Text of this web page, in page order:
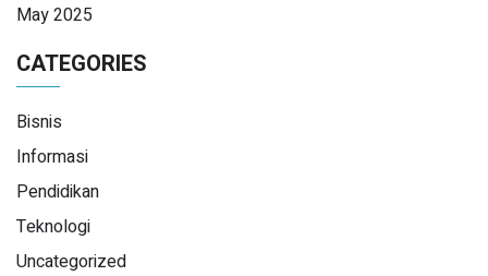
May 2025
CATEGORIES
Bisnis
Informasi
Pendidikan
Teknologi
Uncategorized